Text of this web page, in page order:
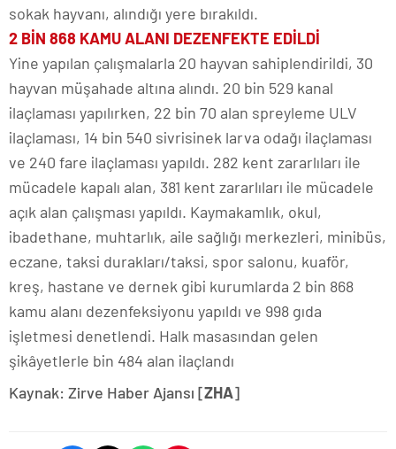
sokak hayvanı, alındığı yere bırakıldı.
2 BİN 868 KAMU ALANI DEZENFEKTE EDİLDİ
Yine yapılan çalışmalarla 20 hayvan sahiplendirildi, 30
hayvan müşahade altına alındı. 20 bin 529 kanal
ilaçlaması yapılırken, 22 bin 70 alan spreyleme ULV
ilaçlaması, 14 bin 540 sivrisinek larva odağı ilaçlaması
ve 240 fare ilaçlaması yapıldı. 282 kent zararlıları ile
mücadele kapalı alan, 381 kent zararlıları ile mücadele
açık alan çalışması yapıldı. Kaymakamlık, okul,
ibadethane, muhtarlık, aile sağlığı merkezleri, minibüs,
eczane, taksi durakları/taksi, spor salonu, kuaför,
kreş, hastane ve dernek gibi kurumlarda 2 bin 868
kamu alanı dezenfeksiyonu yapıldı ve 998 gıda
işletmesi denetlendi. Halk masasından gelen
şikâyetlerle bin 484 alan ilaçlandı
Kaynak: Zirve Haber Ajansı [ZHA]